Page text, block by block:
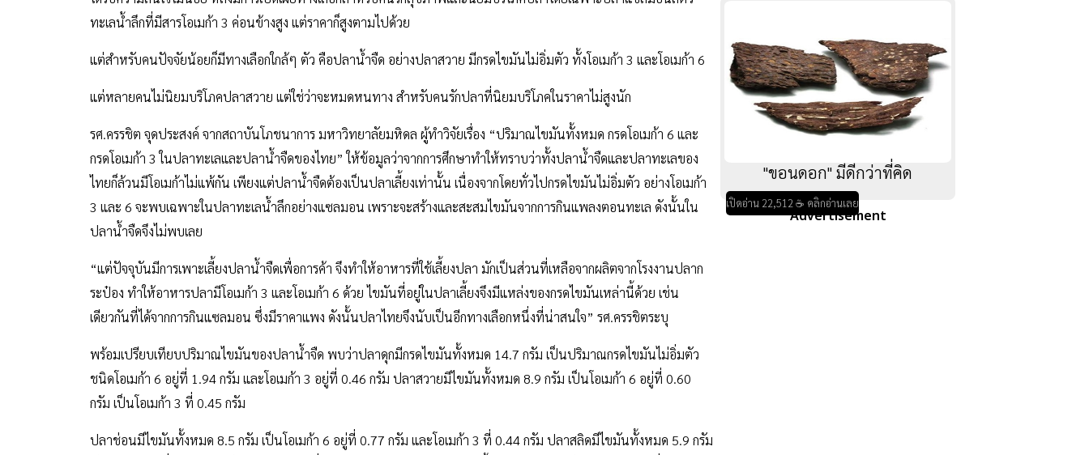
ทะเลน้ำลึกที่มีสารโอเมก้า 3 ค่อนข้างสูง แต่ราคาก็สูงตามไปด้วย
แต่สำหรับคนปัจจัยน้อยก็มีทางเลือกใกล้ๆ ตัว คือปลาน้ำจืด อย่างปลาสวาย มีกรดไขมันไม่อิ่มตัว ทั้งโอเมก้า 3 และโอเมก้า 6
แต่หลายคนไม่นิยมบริโภคปลาสวาย แต่ใช่ว่าจะหมดหนทาง สำหรับคนรักปลาที่นิยมบริโภคในราคาไม่สูงนัก
รศ.ครรชิต จุดประสงค์ จากสถาบันโภชนาการ มหาวิทยาลัยมหิดล ผู้ทำวิจัยเรื่อง “ปริมาณไขมันทั้งหมด กรดโอเมก้า 6 และ
กรดโอเมก้า 3 ในปลาทะเลและปลาน้ำจืดของไทย” ให้ข้อมูลว่าจากการศึกษาทำให้ทราบว่าทั้งปลาน้ำจืดและปลาทะเลของ
ไทยก็ล้วนมีโอเมก้าไม่แพ้กัน เพียงแต่ปลาน้ำจืดต้องเป็นปลาเลี้ยงเท่านั้น เนื่องจากโดยทั่วไปกรดไขมันไม่อิ่มตัว อย่างโอเมก้า
3 และ 6 จะพบเฉพาะในปลาทะเลน้ำลึกอย่างแซลมอน เพราะจะสร้างและสะสมไขมันจากการกินแพลงตอนทะเล ดังนั้นใน
ปลาน้ำจืดจึงไม่พบเลย
“แต่ปัจจุบันมีการเพาะเลี้ยงปลาน้ำจืดเพื่อการค้า จึงทำให้อาหารที่ใช้เลี้ยงปลา มักเป็นส่วนที่เหลือจากผลิตจากโรงงานปลาก
ระป๋อง ทำให้อาหารปลามีโอเมก้า 3 และโอเมก้า 6 ด้วย ไขมันที่อยู่ในปลาเลี้ยงจึงมีแหล่งของกรดไขมันเหล่านี้ด้วย เช่น
เดียวกันที่ได้จากการกินแซลมอน ซึ่งมีราคาแพง ดังนั้นปลาไทยจึงนับเป็นอีกทางเลือกหนึ่งที่น่าสนใจ” รศ.ครรชิตระบุ
พร้อมเปรียบเทียบปริมาณไขมันของปลาน้ำจืด พบว่าปลาดุกมีกรดไขมันทั้งหมด 14.7 กรัม เป็นปริมาณกรดไขมันไม่อิ่มตัว
ชนิดโอเมก้า 6 อยู่ที่ 1.94 กรัม และโอเมก้า 3 อยู่ที่ 0.46 กรัม ปลาสวายมีไขมันทั้งหมด 8.9 กรัม เป็นโอเมก้า 6 อยู่ที่ 0.60
กรัม เป็นโอเมก้า 3 ที่ 0.45 กรัม
ปลาช่อนมีไขมันทั้งหมด 8.5 กรัม เป็นโอเมก้า 6 อยู่ที่ 0.77 กรัม และโอเมก้า 3 ที่ 0.44 กรัม ปลาสลิดมีไขมันทั้งหมด 5.9 กรัม
"ขอนดอก" มีดีกว่าที่คิด
เปิดอ่าน 22,512 ☕ คลิกอ่านเลย
Advertisement